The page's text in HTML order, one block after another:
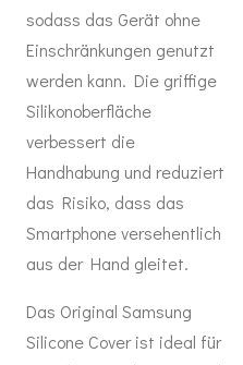
sodass das Gerät ohne
Einschränkungen genutzt
werden kann. Die griffige
Silikonoberfläche
verbessert die
Handhabung und reduziert
das Risiko, dass das
Smartphone versehentlich
aus der Hand gleitet.
Das Original Samsung
Silicone Cover ist ideal für